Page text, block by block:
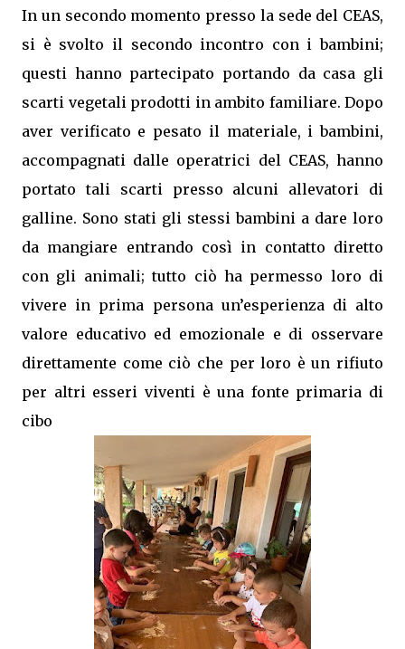
In un secondo momento presso la sede del CEAS,
si è svolto il secondo incontro con i bambini;
questi hanno partecipato portando da casa gli
scarti vegetali prodotti in ambito familiare. Dopo
aver verificato e pesato il materiale, i bambini,
accompagnati dalle operatrici del CEAS, hanno
portato tali scarti presso alcuni allevatori di
galline. Sono stati gli stessi bambini a dare loro
da mangiare entrando così in contatto diretto
con gli animali; tutto ciò ha permesso loro di
vivere in prima persona un’esperienza di alto
valore educativo ed emozionale e di osservare
direttamente come ciò che per loro è un rifiuto
per altri esseri viventi è una fonte primaria di
cibo